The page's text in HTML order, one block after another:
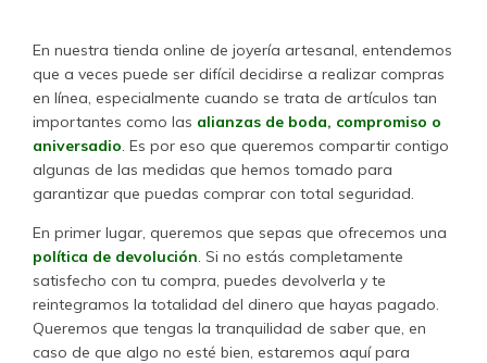
En nuestra tienda online de joyería artesanal, entendemos
que a veces puede ser difícil decidirse a realizar compras
en línea, especialmente cuando se trata de artículos tan
importantes como las alianzas de boda, compromiso o
aniversadio. Es por eso que queremos compartir contigo
algunas de las medidas que hemos tomado para
garantizar que puedas comprar con total seguridad.
En primer lugar, queremos que sepas que ofrecemos una
política de devolución. Si no estás completamente
satisfecho con tu compra, puedes devolverla y te
reintegramos la totalidad del dinero que hayas pagado.
Queremos que tengas la tranquilidad de saber que, en
caso de que algo no esté bien, estaremos aquí para